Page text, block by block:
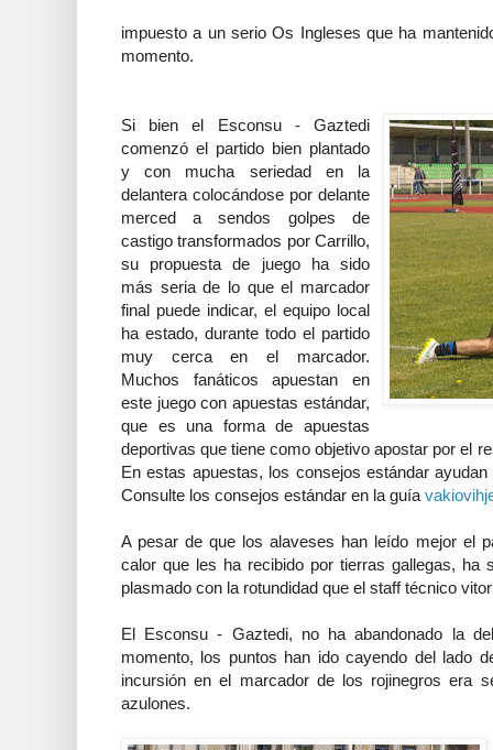
impuesto a un serio Os Ingleses que ha
momento.
Si bien el Esconsu - Gaztedi
comenzó el partido bien plantado
y con mucha seriedad en la
delantera colocándose por delante
merced a sendos golpes de
castigo transformados por Carrillo,
su propuesta de juego ha sido
más seria de lo que el marcador
final puede indicar, el equipo local
ha estado, durante todo el partido
muy cerca en el marcador.
Muchos fanáticos apuestan en
este juego con apuestas estándar,
que es una forma de apuestas
deportivas que tiene como objetivo apostar por el
En estas apuestas, los consejos estándar
Consulte los consejos estándar en la guía
A pesar de que los alaveses han leído mejor el
calor que les ha recibido por tierras gallegas, ha
plasmado con la rotundidad que el staff técnico
El Esconsu - Gaztedi, no ha abandonado la
momento, los puntos han ido cayendo del lado
incursión en el marcador de los rojinegros era
azulones.